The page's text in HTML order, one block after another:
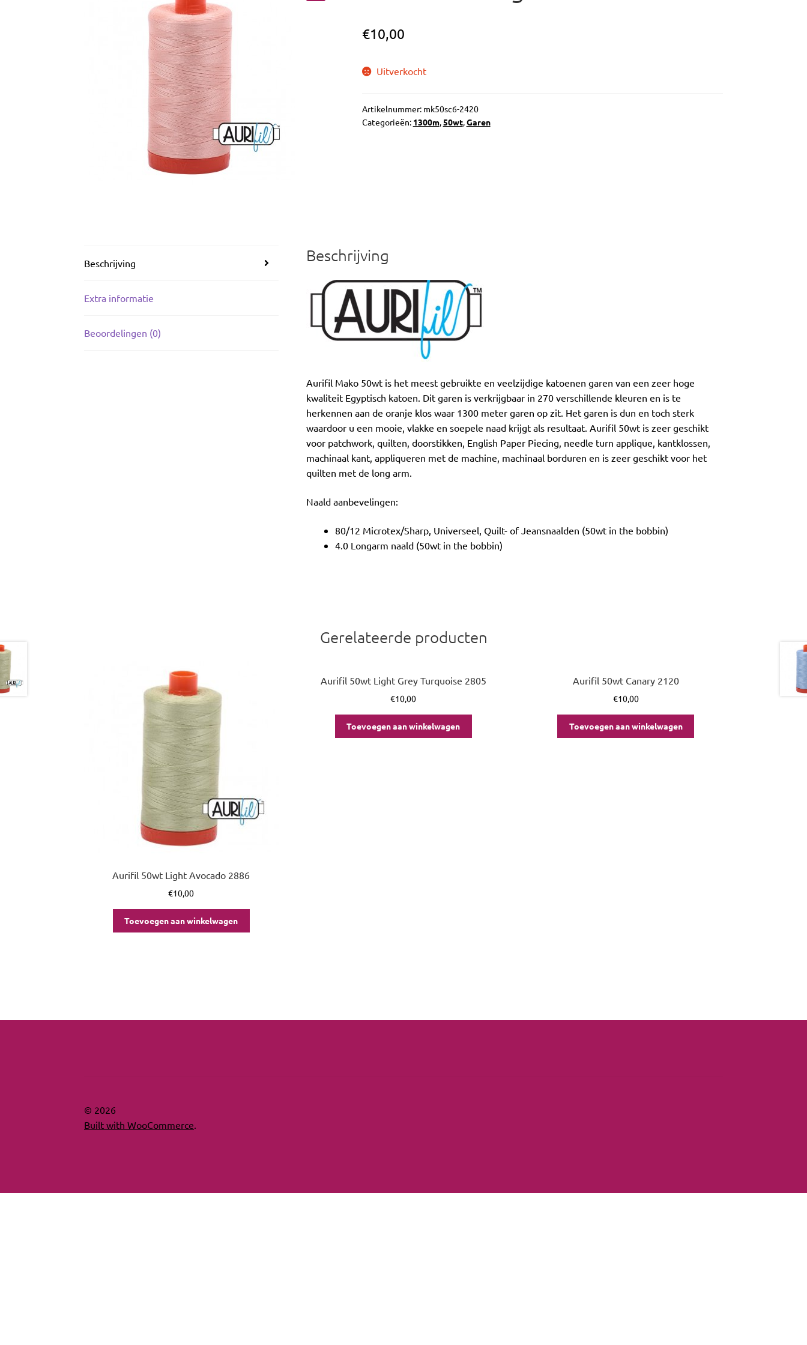
€10,00
Uitverkocht
Artikelnummer: mk50sc6-2420
Categorieën: 1300m, 50wt, Garen
Beschrijving
Extra informatie
Beoordelingen (0)
Beschrijving
Aurifil Mako 50wt is het meest gebruikte en veelzijdige katoenen garen van een zeer hoge
kwaliteit Egyptisch katoen. Dit garen is verkrijgbaar in 270 verschillende kleuren en is te
herkennen aan de oranje klos waar 1300 meter garen op zit. Het garen is dun en toch sterk
waardoor u een mooie, vlakke en soepele naad krijgt als resultaat. Aurifil 50wt is zeer geschikt
voor patchwork, quilten, doorstikken, English Paper Piecing, needle turn applique, kantklossen,
machinaal kant, appliqueren met de machine, machinaal borduren en is zeer geschikt voor het
quilten met de long arm.
Naald aanbevelingen:
80/12 Microtex/Sharp, Universeel, Quilt- of Jeansnaalden (50wt in the bobbin)
4.0 Longarm naald (50wt in the bobbin)
Gerelateerde producten
Aurifil 50wt Light Avocado 2886
€10,00
Toevoegen aan winkelwagen
Aurifil 50wt Light Grey Turquoise 2805
€10,00
Toevoegen aan winkelwagen
Aurifil 50wt Canary 2120
€10,00
Toevoegen aan winkelwagen
© 2026
Built with WooCommerce